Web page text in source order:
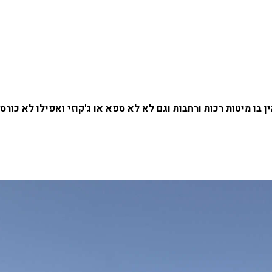
מיטות רכות ורחבות וגם לא לא ספא או ג'קוזי ואפילו לא